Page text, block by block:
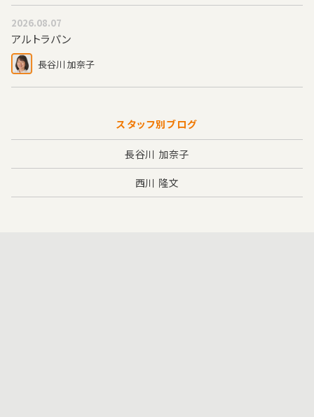
2026.08.07
アルトラパン
長谷川 加奈子
スタッフ別ブログ
長谷川 加奈子
西川 隆文